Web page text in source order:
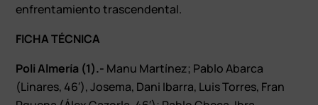
enfrentamiento trascendental.
FICHA TÉCNICA
Poli Almería (1).- Manu Martínez; Pablo Abarca
(Linares, 46′), Josema, Dani Ibarra, Luis Torres, Fran